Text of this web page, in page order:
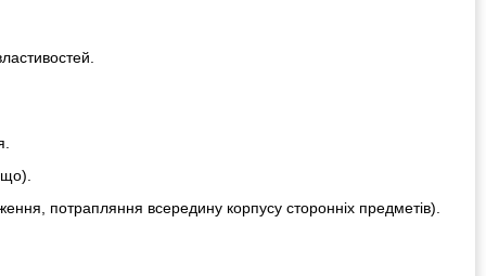
потрапляння всередину корпусу сторонніх предметів).